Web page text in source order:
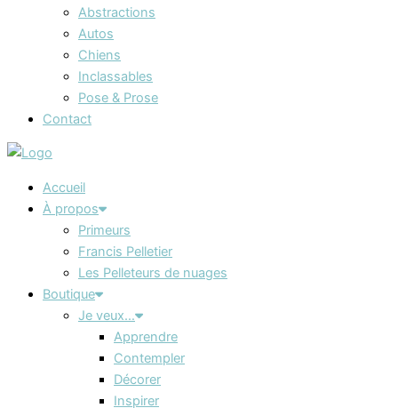
Abstractions
Autos
Chiens
Inclassables
Pose & Prose
Contact
Accueil
À propos
Primeurs
Francis Pelletier
Les Pelleteurs de nuages
Boutique
Je veux…
Apprendre
Contempler
Décorer
Inspirer